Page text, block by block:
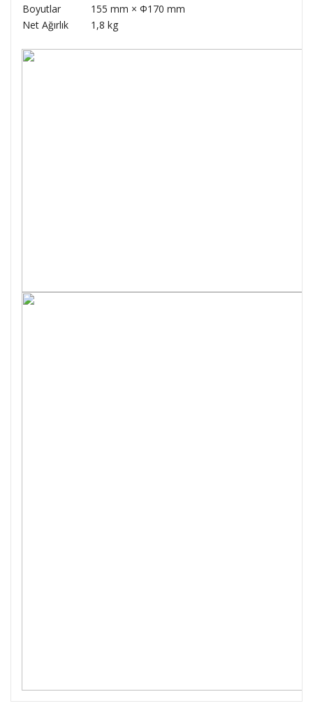
Boyutlar
155 mm × Φ170 mm
Net Ağırlık
1,8 kg